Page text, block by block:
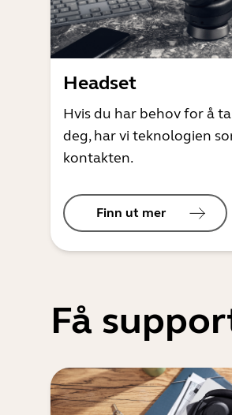
Headset
Hvis du har behov for å
deg, har vi teknologien
kontakten.
Finn ut mer
Få